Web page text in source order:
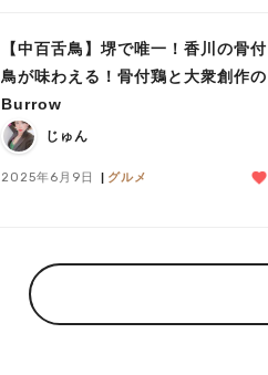
【中百舌鳥】堺で唯一！香川の骨付
鳥が味わえる！骨付鶏と大衆創作の
Burrow
じゅん
2025年6月9日 グルメ